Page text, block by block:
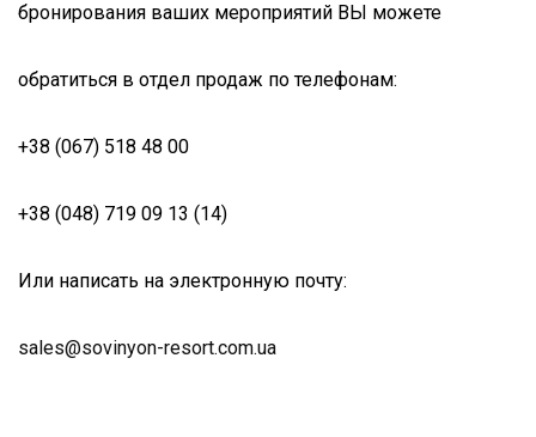
бронирования ваших мероприятий ВЫ можете
обратиться в отдел продаж по телефонам:
+38 (067) 518 48 00
+38 (048) 719 09 13 (14)
Или написать на электронную почту:
sales@sovinyon-resort.com.ua